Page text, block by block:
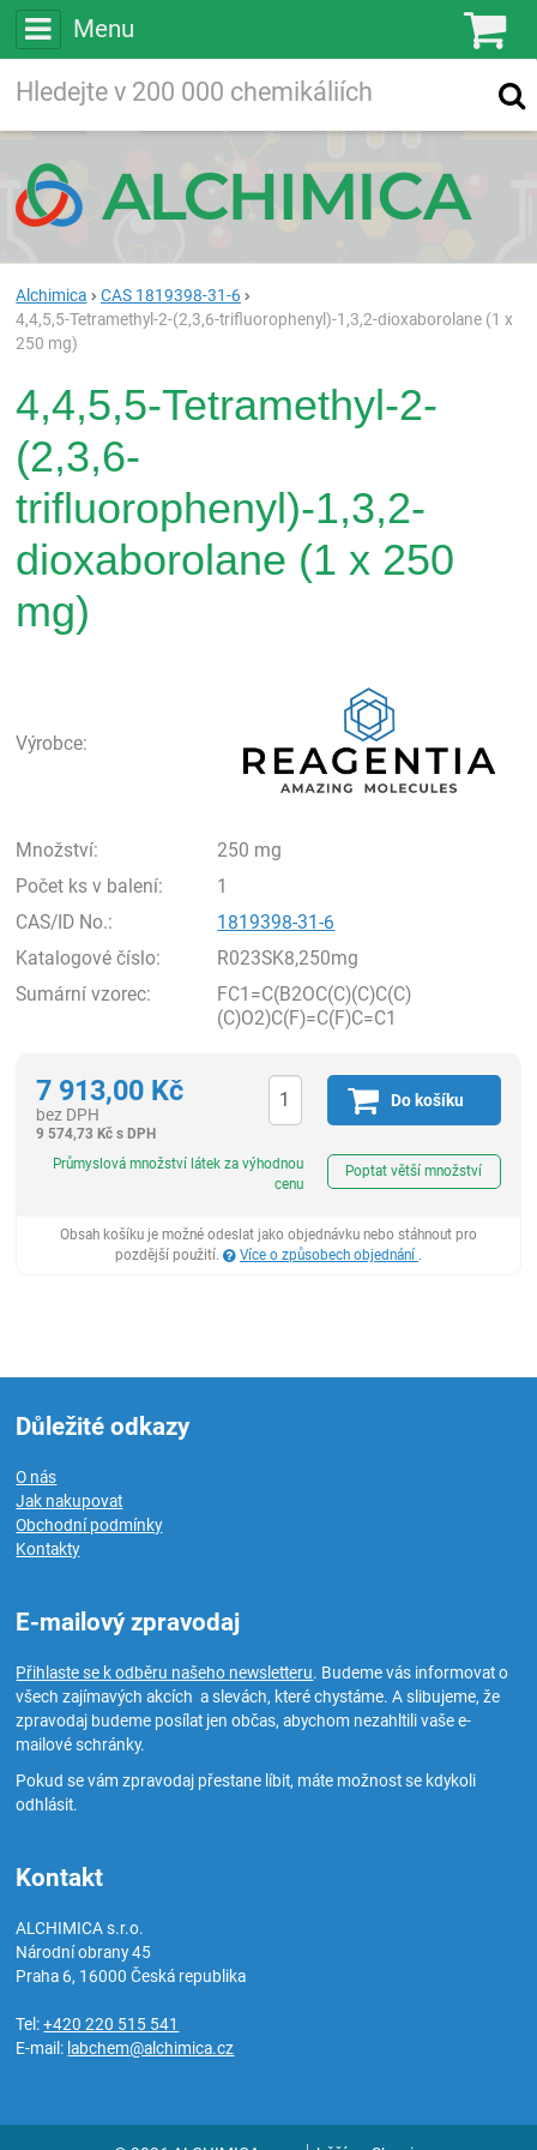
Menu
Vyhledávání
Alchimica
CAS 1819398-31-6
4,4,5,5-Tetramethyl-2-(2,3,6-trifluorophenyl)-1,3,2-dioxaborolane (1 x
250 mg)
4,4,5,5-Tetramethyl-2-
(2,3,6-
trifluorophenyl)-1,3,2-
dioxaborolane (1 x 250
mg)
Výrobce:
Množství:
250 mg
Počet ks v balení:
1
CAS/ID No.:
1819398-31-6
Katalogové číslo:
R023SK8,250mg
Sumární vzorec:
FC1=C(B2OC(C)(C)C(C)
(C)O2)C(F)=C(F)C=C1
7 913,00 Kč
bez DPH
9 574,73Kč s DPH
Do košíku
Průmyslová množství látek za výhodnou
cenu
Poptat větší množství
Obsah košíku je možné odeslat jako objednávku nebo stáhnout pro
pozdější použití.
Více o způsobech objednání .
Důležité odkazy
O nás
Jak nakupovat
Obchodní podmínky
Kontakty
E-mailový zpravodaj
Přihlaste se k odběru našeho newsletteru. Budeme vás informovat o
všech zajímavých akcích a slevách, které chystáme. A slibujeme, že
zpravodaj budeme posílat jen občas, abychom nezahltili vaše e-
mailové schránky.
Pokud se vám zpravodaj přestane líbit, máte možnost se kdykoli
odhlásit.
Kontakt
ALCHIMICA s.r.o.
Národní obrany 45
Praha 6, 16000Česká republika
Tel:+420 220 515 541
E-mail: labchem@alchimica.cz